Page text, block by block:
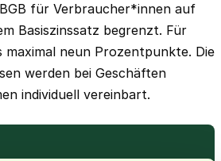
für Verbraucher*innen auf
Basiszinssatz begrenzt. Für
maximal neun Prozentpunkte. Die
werden bei Geschäften
individuell vereinbart.